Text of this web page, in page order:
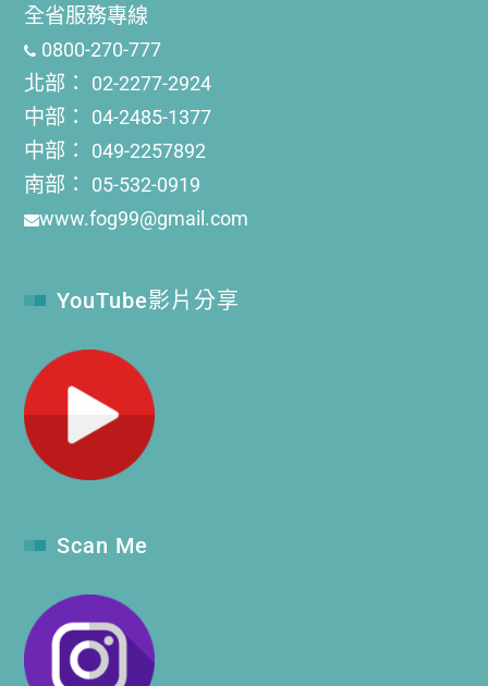
全省服務專線
0800-270-777
北部： 02-2277-2924
中部： 04-2485-1377
中部： 049-2257892
南部： 05-532-0919
www.fog99@gmail.com
YouTube影片分享
Scan Me